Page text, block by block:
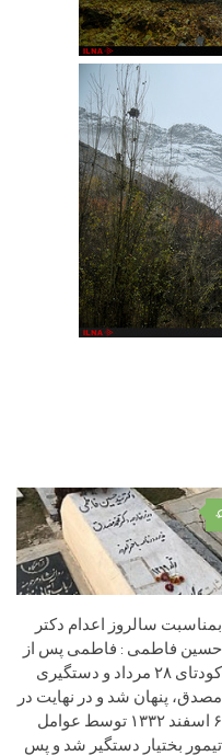
۰
بمناسبت سالروز اعدام دکتر
حسین فاطمی : فاطمی پس از
کودتای ۲۸ مرداد و دستگیری
مصدق، پنهان شد و در نهایت در
۶ اسفند ۱۳۳۲ توسط عوامل
تیمور بختیار دستگیر شد و پس